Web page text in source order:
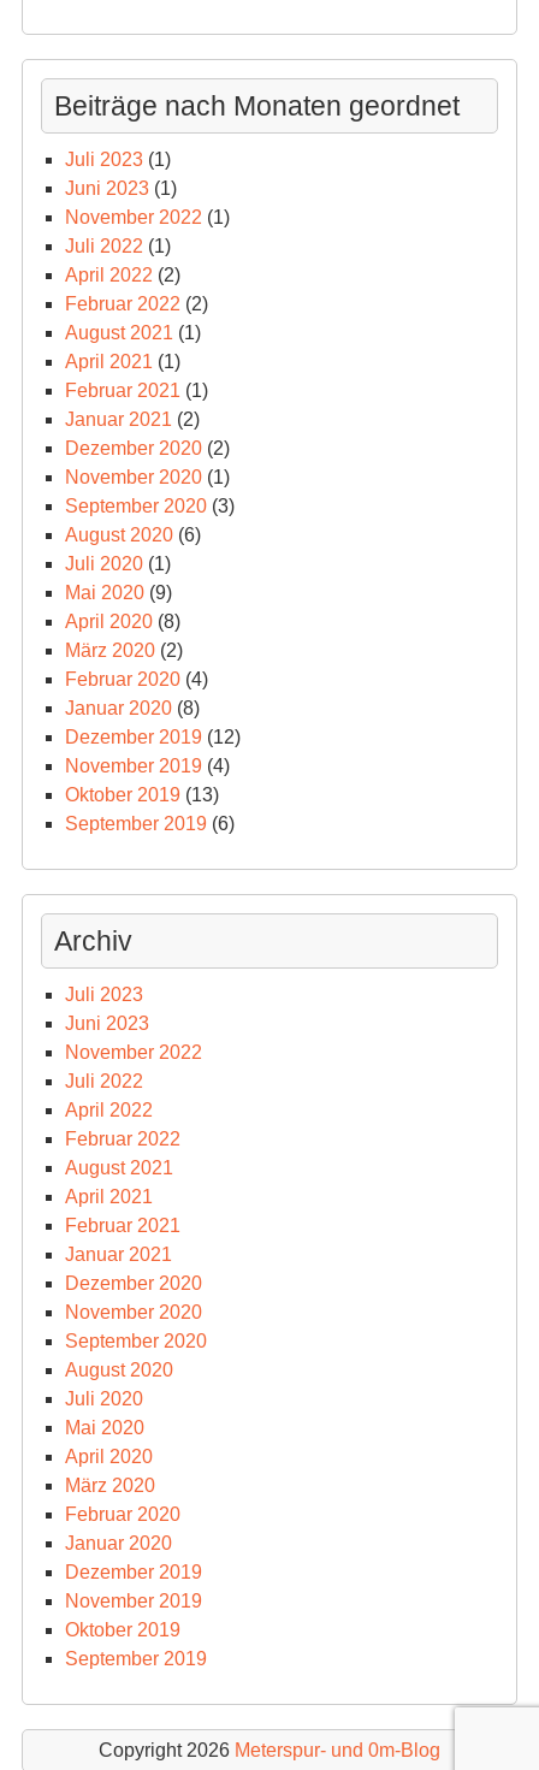
Beiträge nach Monaten geordnet
Juli 2023(1)
Juni 2023(1)
November 2022 (1)
Juli 2022 (1)
April 2022 (2)
Februar 2022 (2)
August 2021 (1)
April 2021 (1)
Februar 2021 (1)
Januar 2021 (2)
Dezember 2020(2)
November 2020(1)
September 2020(3)
August 2020(6)
Juli 2020(1)
Mai 2020(9)
April 2020(8)
März 2020(2)
Februar 2020(4)
Januar 2020(8)
Dezember 2019(12)
November 2019(4)
Oktober 2019(13)
September 2019(6)
Archiv
Juli 2023
Juni 2023
November 2022
Juli 2022
April 2022
Februar 2022
August 2021
April 2021
Februar 2021
Januar 2021
Dezember 2020
November 2020
September 2020
August 2020
Juli 2020
Mai 2020
April 2020
März 2020
Februar 2020
Januar 2020
Dezember 2019
November 2019
Oktober 2019
September 2019
Copyright 2026 Meterspur- und 0m-Blog